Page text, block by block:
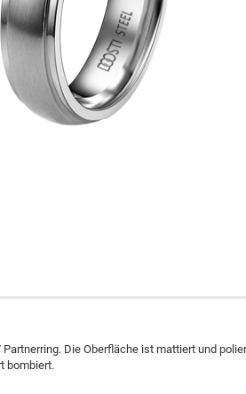
Die Oberfläche ist mattiert und
bombiert.